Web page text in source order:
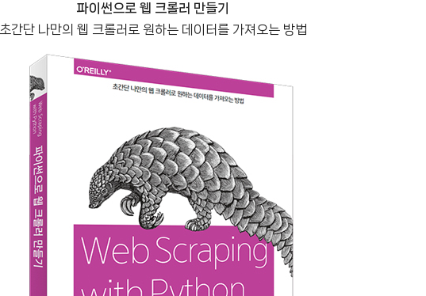
파이썬으로 웹 크롤러 만들기
초간단 나만의 웹 크롤러로 원하는 데이터를 가져오는 방법